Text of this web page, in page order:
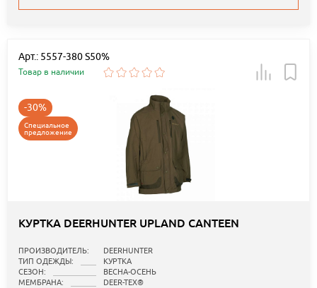
Арт.: 5557-380 S50%
Товар в наличии
-30%
Специальное
предложение
КУРТКА DEERHUNTER UPLAND CANTEEN
ПРОИЗВОДИТЕЛЬ:
DEERHUNTER
ТИП ОДЕЖДЫ:
КУРТКА
СЕЗОН:
ВЕСНА-ОСЕНЬ
МЕМБРАНА:
DEER-TEX®